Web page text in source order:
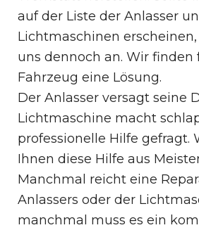
auf der Liste der Anlasser
Lichtmaschinen
uns dennoch an. Wir finden
Fahrzeug eine Lösung.
Der Anlasser versagt seine
Lichtmaschine macht
professionelle Hilfe gefragt.
Ihnen diese Hilfe aus
Manchmal reicht eine
Anlassers oder der
manchmal muss es ein